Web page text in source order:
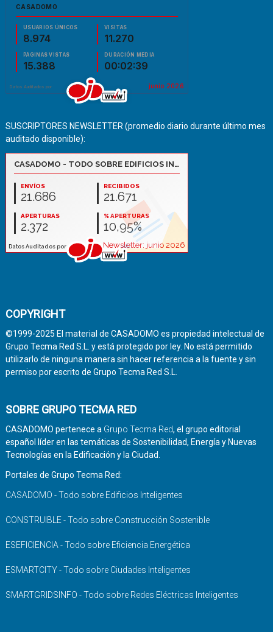
SUSCRIPTORES NEWSLETTER (promedio diario durante último mes
auditado disponible):
COPYRIGHT
©1999-2025 El material de CASADOMO es propiedad intelectual de
Grupo Tecma Red S.L. y está protegido por ley. No está permitido
utilizarlo de ninguna manera sin hacer referencia a la fuente y sin
permiso por escrito de Grupo Tecma Red S.L.
SOBRE GRUPO TECMA RED
CASADOMO pertenece a Grupo Tecma Red, el grupo editorial
español líder en las temáticas de Sostenibilidad, Energía y Nuevas
Tecnologías en la Edificación y la Ciudad.
Portales de Grupo Tecma Red:
CASADOMO - Todo sobre Edificios Inteligentes
CONSTRUIBLE - Todo sobre Construcción Sostenible
ESEFICIENCIA - Todo sobre Eficiencia Energética
ESMARTCITY - Todo sobre Ciudades Inteligentes
SMARTGRIDSINFO - Todo sobre Redes Eléctricas Inteligentes